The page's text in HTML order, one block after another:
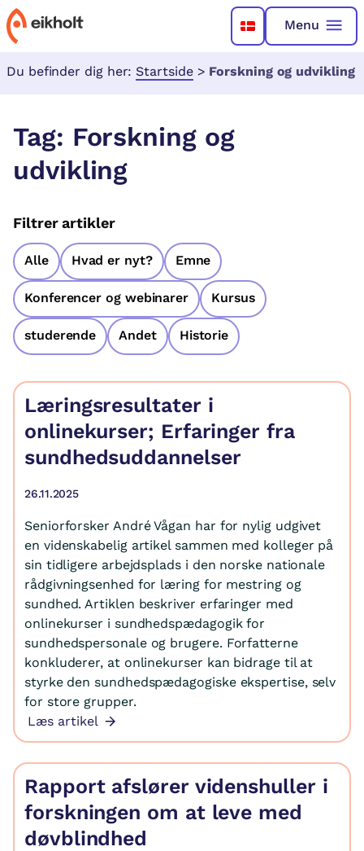
Menu
Du befinder dig her: Startside > Forskning og udvikling
Tag: Forskning og
udvikling
Filtrer artikler
Alle Hvad er nyt? Emne
Konferencer og webinarer Kursus
studerende Andet Historie
Læringsresultater i
onlinekurser; Erfaringer fra
sundhedsuddannelser
26.11.2025
Seniorforsker André Vågan har for nylig udgivet
en videnskabelig artikel sammen med kolleger på
sin tidligere arbejdsplads i den norske nationale
rådgivningsenhed for læring for mestring og
sundhed. Artiklen beskriver erfaringer med
onlinekurser i sundhedspædagogik for
sundhedspersonale og brugere. Forfatterne
konkluderer, at onlinekurser kan bidrage til at
styrke den sundhedspædagogiske ekspertise, selv
for store grupper.
Læs artikel
Rapport afslører videnshuller i
forskningen om at leve med
døvblindhed